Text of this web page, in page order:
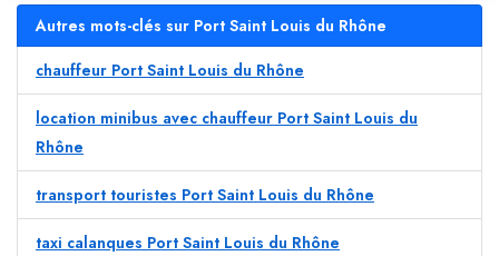
Autres mots-clés sur Port Saint Louis du Rhône
chauffeur Port Saint Louis du Rhône
location minibus avec chauffeur Port Saint Louis du
Rhône
transport touristes Port Saint Louis du Rhône
taxi calanques Port Saint Louis du Rhône